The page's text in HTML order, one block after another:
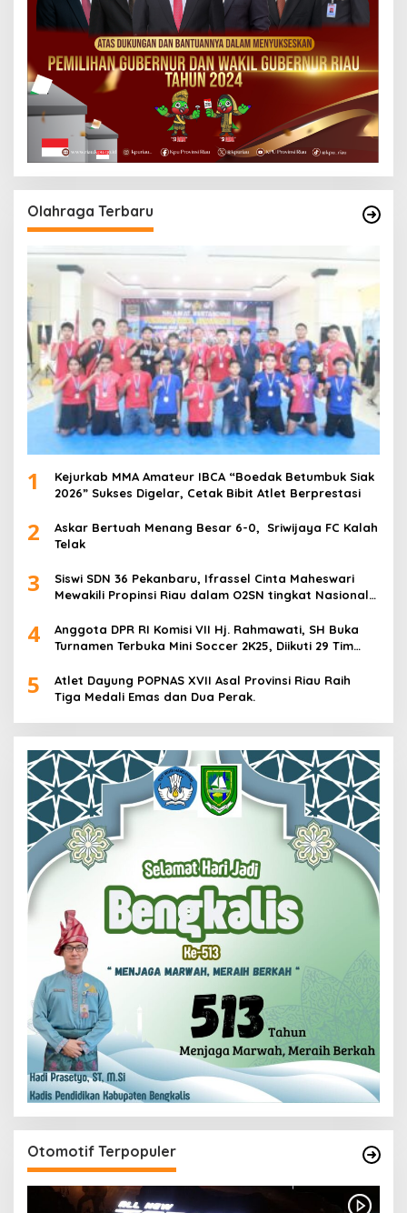
Olahraga Terbaru
1
Kejurkab MMA Amateur IBCA “Boedak Betumbuk Siak
2026” Sukses Digelar, Cetak Bibit Atlet Berprestasi
2
Askar Bertuah Menang Besar 6-0, Sriwijaya FC Kalah
Telak
3
Siswi SDN 36 Pekanbaru, Ifrassel Cinta Maheswari
Mewakili Propinsi Riau dalam O2SN tingkat Nasional
4
Anggota DPR RI Komisi VII Hj. Rahmawati, SH Buka
Turnamen Terbuka Mini Soccer 2K25, Diikuti 29 Tim
5
Atlet Dayung POPNAS XVII Asal Provinsi Riau Raih
Tiga Medali Emas dan Dua Perak.
Otomotif Terpopuler